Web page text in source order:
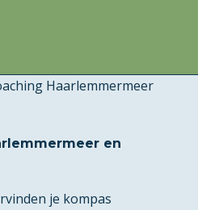
en
je kompas